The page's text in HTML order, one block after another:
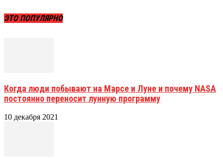
ЭТО ПОПУЛЯРНО
Когда люди побывают на Марсе и Луне и почему NASA
постоянно переносит лунную программу
10 декабря 2021